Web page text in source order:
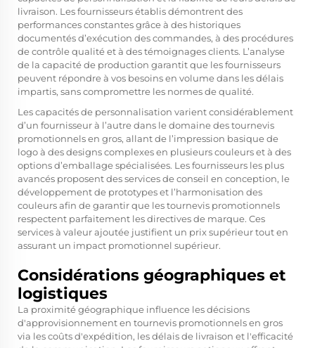
livraison. Les fournisseurs établis démontrent des
performances constantes grâce à des historiques
documentés d’exécution des commandes, à des procédures
de contrôle qualité et à des témoignages clients. L’analyse
de la capacité de production garantit que les fournisseurs
peuvent répondre à vos besoins en volume dans les délais
impartis, sans compromettre les normes de qualité.
Les capacités de personnalisation varient considérablement
d’un fournisseur à l’autre dans le domaine des tournevis
promotionnels en gros, allant de l’impression basique de
logo à des designs complexes en plusieurs couleurs et à des
options d’emballage spécialisées. Les fournisseurs les plus
avancés proposent des services de conseil en conception, le
développement de prototypes et l’harmonisation des
couleurs afin de garantir que les tournevis promotionnels
respectent parfaitement les directives de marque. Ces
services à valeur ajoutée justifient un prix supérieur tout en
assurant un impact promotionnel supérieur.
Considérations géographiques et
logistiques
La proximité géographique influence les décisions
d'approvisionnement en tournevis promotionnels en gros
via les coûts d'expédition, les délais de livraison et l'efficacité